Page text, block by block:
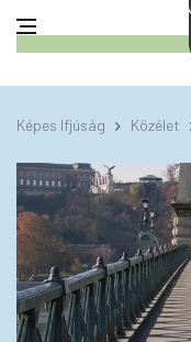
Képes Ifjúság Közélet